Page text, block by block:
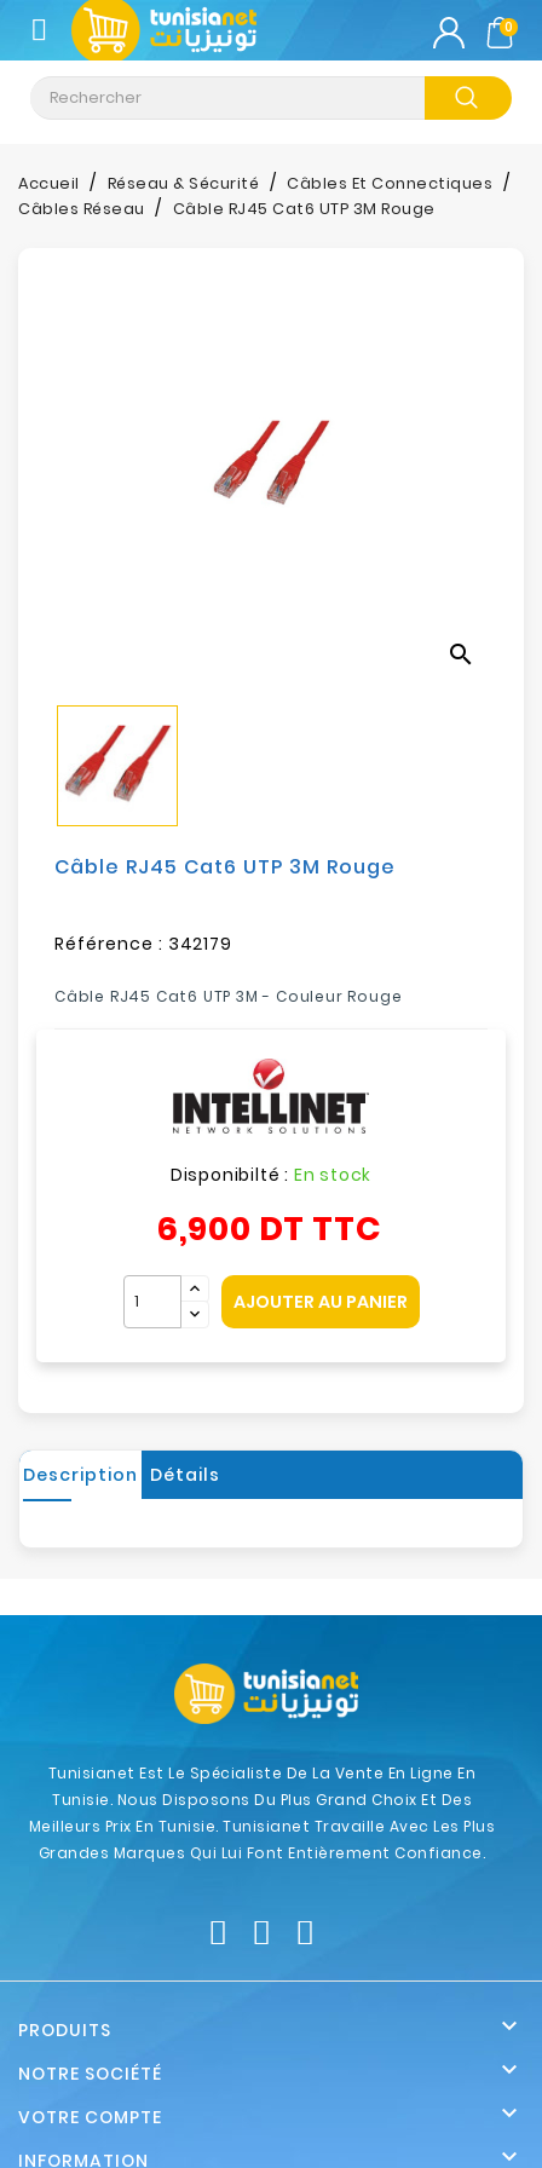
CATÉGORIE
Climatisation
Informatique
Sécurité
Mobilités
Loisirs
0
Accueil Réseau & Sécurité
Câbles Et Connectiques
Câbles Réseau
Câble RJ45 Cat6 UTP 3M Rouge
search
Câble RJ45 Cat6 UTP 3M Rouge
Référence : 342179
Câble RJ45 Cat6 UTP 3M - Couleur Rouge
Disponibilté : En stock
6,900 DT TTC
AJOUTER AU PANIER
Description Détails
Tunisianet Est Le Spécialiste De La Vente En Ligne En
Tunisie. Nous Disposons Du Plus Grand Choix Et Des
Meilleurs Prix En Tunisie. Tunisianet Travaille Avec Les Plus
Grandes Marques Qui Lui Font Entièrement Confiance.
PRODUITS 
NOTRE SOCIÉTÉ 
VOTRE COMPTE 
INFORMATION 